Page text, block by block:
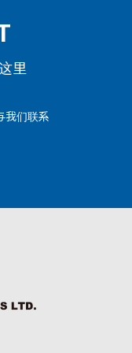
里
我们联系